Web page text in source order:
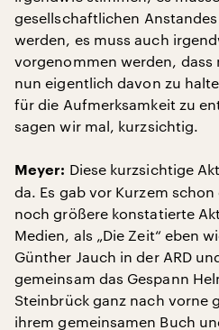
gesellschaftlichen
werden, es muss auch
vorgenommen werden, dass
nun eigentlich davon zu
für die Aufmerksamkeit zu
sagen wir mal, kurzsichtig.
Meyer: Diese kurzsichtige
da. Es gab vor Kurzem
noch größere konstatierte
Medien, als „Die Zeit“ eben
Günther Jauch in der ARD
gemeinsam das Gespann
Steinbrück ganz nach vorne
ihrem gemeinsamen Buch